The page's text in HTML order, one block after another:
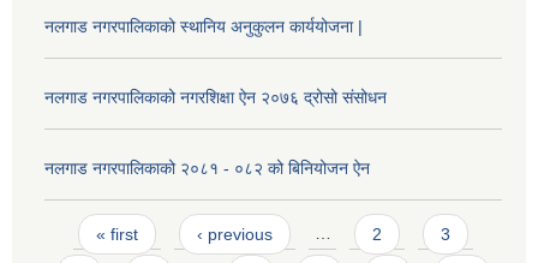
नलगाड नगरपालिकाको स्थानिय अनुकुलन कार्ययोजना |
नलगाड नगरपालिकाको नगरशिक्षा ऐन २०७६ द्रोसो संसोधन
नलगाड नगरपालिकाको २०८१ - ०८२ को बिनियोजन ऐन
Pages
« first ‹ previous … 2 3